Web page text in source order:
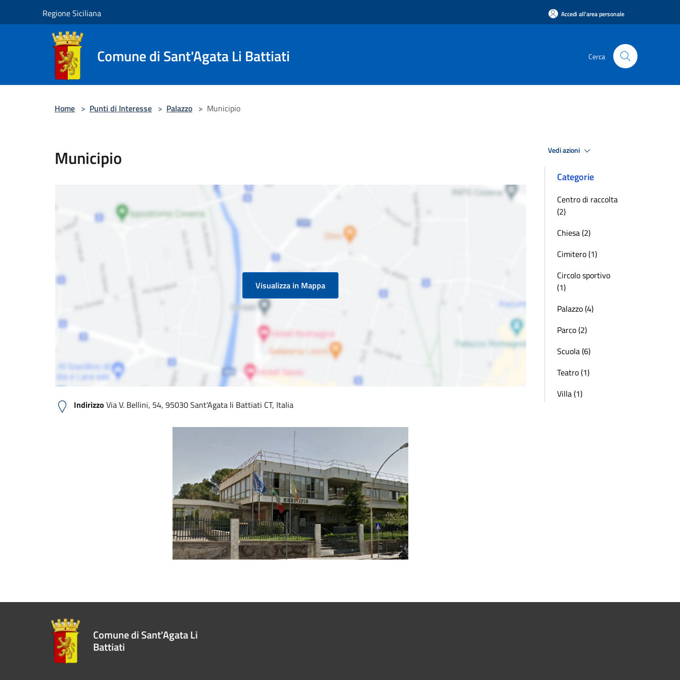
Regione Siciliana Accedi all'area personale
Comune di Sant'Agata Li Battiati Cerca
Home > Punti di Interesse > Palazzo > Municipio
Municipio
Visualizza in Mappa
Indirizzo Via V. Bellini, 54, 95030 Sant'Agata li Battiati CT, Italia
Vedi azioni
Categorie
Centro di raccolta
(2)
Chiesa (2)
Cimitero (1)
Circolo sportivo
(1)
Palazzo (4)
Parco (2)
Scuola (6)
Teatro (1)
Villa (1)
Comune di Sant'Agata Li
Battiati